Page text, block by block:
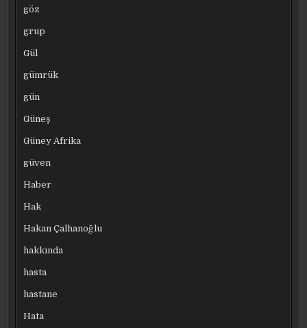
göz
grup
Gül
gümrük
gün
Güneş
Güney Afrika
güven
Haber
Hak
Hakan Çalhanoğlu
hakkında
hasta
hastane
Hata